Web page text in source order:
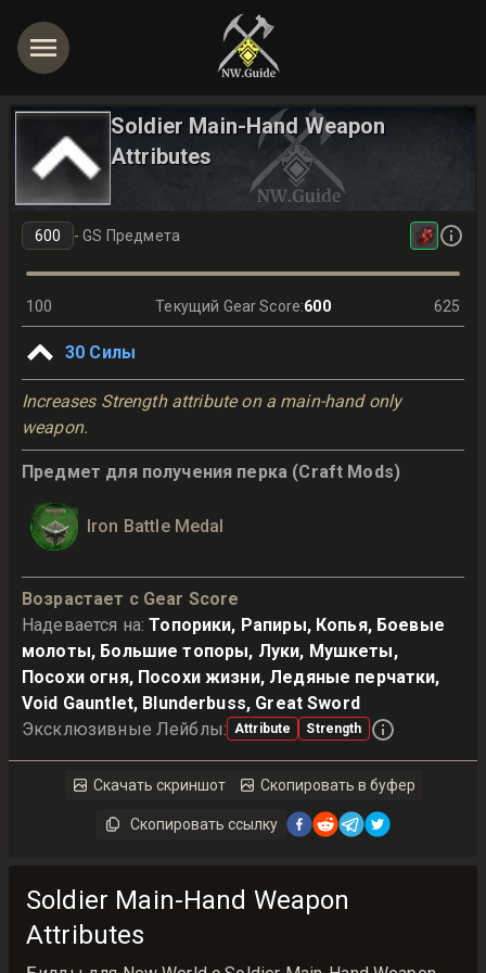
Soldier Main-Hand Weapon
Attributes
-GS Предмета
100 Текущий Gear Score:600 625
30 Силы
Increases Strength attribute on a main-hand only
weapon.
Предмет для получения перка (Craft Mods)
Iron Battle Medal
Возрастает с Gear Score
Надевается на: Топорики, Рапиры, Копья, Боевые
молоты, Большие топоры, Луки, Мушкеты,
Посохи огня, Посохи жизни, Ледяные перчатки,
Void Gauntlet, Blunderbuss, Great Sword
Эксклюзивные Лейблы: Attribute Strength
Скачать скриншот Скопировать в буфер
Скопировать ссылку
Soldier Main-Hand Weapon
Attributes